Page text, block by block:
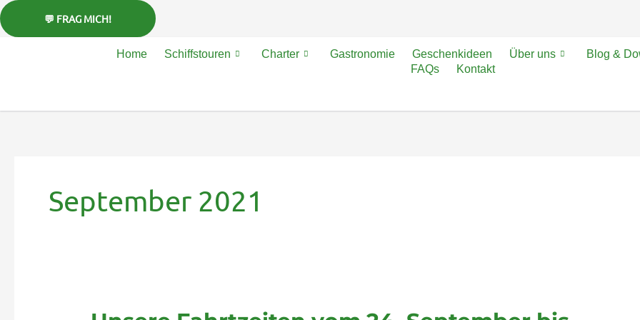
springen
Home Schiffstouren Charter Gastronomie Geschenkideen Über uns Blog &
FAQs
Kontakt
September 2021
Unsere